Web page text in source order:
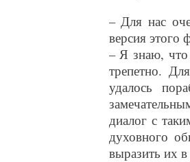
– Для нас
версия этого
– Я знаю, что
трепетно.
удалось
диалог с
духовного
выразить их в